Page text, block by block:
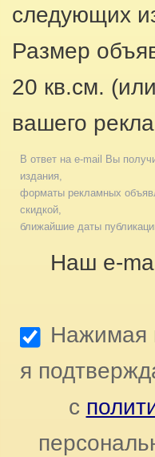
следующих
Размер
20 кв.см.
вашего
В ответ на e-mail Вы
издания,
форматы рекламных
скидкой,
ближайшие даты
Наш e-
Нажимая
я
с